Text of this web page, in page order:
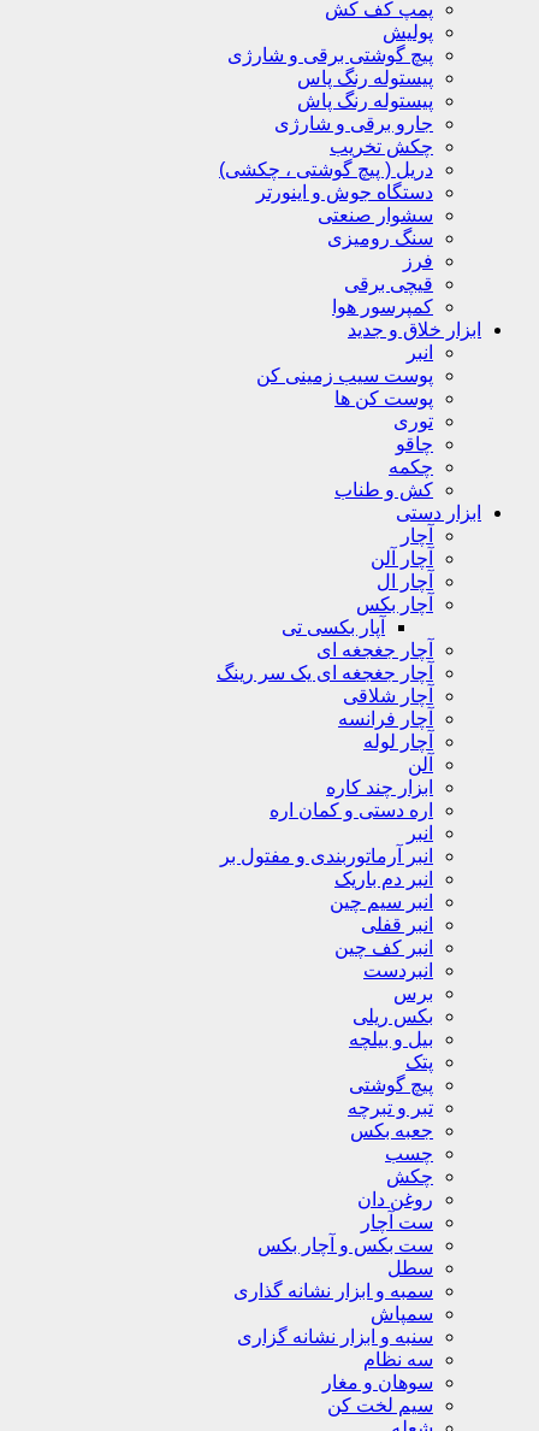
پمپ کف کش
پولیش
پیچ گوشتی برقی و شارژی
پیستوله رنگ پاس
پیستوله رنگ پاش
جارو برقی و شارژی
چکش تخریب
دریل ( پیچ گوشتی ، چکشی)
دستگاه جوش و اینورتر
سشوار صنعتی
سنگ رومیزی
فرز
قیچی برقی
کمپرسور هوا
ابزار خلاق و جدید
انبر
پوست سیب زمینی کن
پوست کن ها
توری
چاقو
چکمه
کش و طناب
ابزار دستی
آچار
آچار آلن
آچار ال
آچار بکس
آپار بکسی تی
آچار جغجغه ای
آچار جغجغه ای یک سر رینگ
آچار شلاقی
آچار فرانسه
آچار لوله
آلن
ابزار چند کاره
اره دستی و کمان اره
انبر
انبر آرماتوربندی و مفتول بر
انبر دم باریک
انبر سیم چین
انبر قفلی
انبر کف چین
انبردست
برس
بکس ریلی
بیل و بیلچه
پتک
پیچ گوشتی
تبر و تبرچه
جعبه بکس
چسب
چکش
روغن دان
ست آچار
ست بکس و آچار بکس
سطل
سمبه و ابزار نشانه گذاری
سمپاش
سنبه و ابزار نشانه گزاری
سه نظام
سوهان و مغار
سیم لخت کن